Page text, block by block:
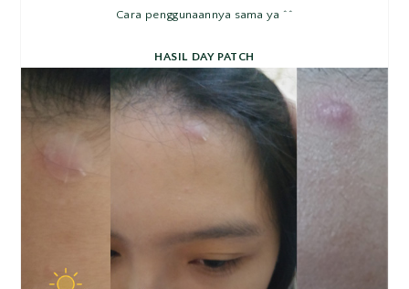
Cara penggunaannya sama ya ^^
HASIL DAY PATCH